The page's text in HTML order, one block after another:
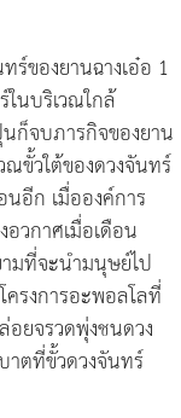
ของยานฉางเอ๋อ 1
นบริเวณใกล้
ก็จบภารกิจของยาน
ขั้วใต้ของดวงจันทร์
อีก เมื่อองค์การ
วกาศเมื่อเดือน
มที่จะนำมนุษย์ไป
รงการอะพอลโลที่
อยจรวดพุ่งชนดวง
ตที่ขั้วดวงจันทร์